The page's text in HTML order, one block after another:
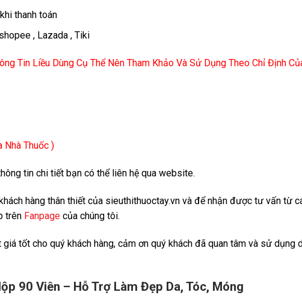
thanh toán
, Lazada , Tiki
Tin Liều Dùng Cụ Thể Nên Tham Khảo Và Sử Dụng Theo Chỉ Định
Nhà Thuốc )
tin chi tiết bạn có thể liên hệ qua website.
hàng thân thiết của sieuthithuoctay.vn và để nhận được tư vấn từ
trên Fanpage của chúng tôi.
tốt cho quý khách hàng, cảm ơn quý khách đã quan tâm và sử
90 Viên – Hỗ Trợ Làm Đẹp Da, Tóc, Móng